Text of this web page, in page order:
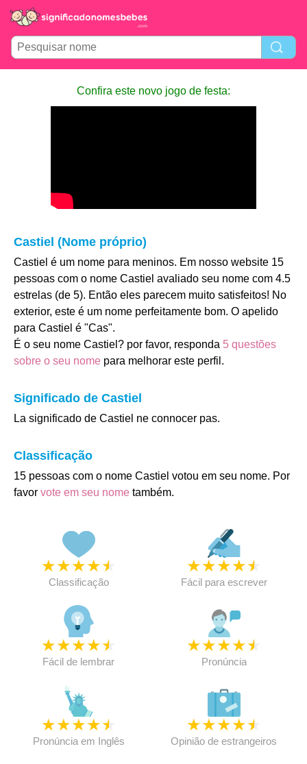
Confira este novo jogo de festa:
Castiel (Nome próprio)
Castiel é um nome para meninos. Em nosso website 15
pessoas com o nome Castiel avaliado seu nome com 4.5
estrelas (de 5). Então eles parecem muito satisfeitos! No
exterior, este é um nome perfeitamente bom. O apelido
para Castiel é "Cas".
É o seu nome Castiel? por favor, responda 5 questões
sobre o seu nome para melhorar este perfil.
Significado de Castiel
La significado de Castiel ne connocer pas.
Classificação
15 pessoas com o nome Castiel votou em seu nome. Por
favor vote em seu nome também.
★★★★★
Classificação
★★★★★
Fácil para escrever
★★★★★
Fácil de lembrar
★★★★★
Pronúncia
★★★★★
Pronúncia em Inglês
★★★★★
Opinião de estrangeiros